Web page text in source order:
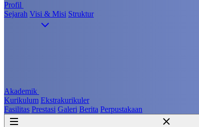
Profil
Sejarah Visi & Misi Struktur
Akademik
Kurikulum Ekstrakurikuler
Fasilitas Prestasi Galeri Berita Perpustakaan